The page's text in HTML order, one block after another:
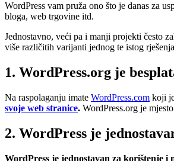
WordPress vam pruža ono što je danas za
bloga, web trgovine itd.
Jednostavno, veći pa i manji projekti često
više različitih varijanti jednog te istog
1. WordPress.org je
Na raspolaganju imate WordPress.com koji
svoje web stranice. WordPress.org je
2. WordPress je
WordPress je jednostavan za korištenje i